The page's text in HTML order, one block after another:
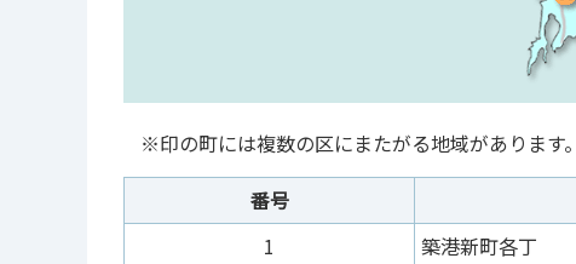
※印の町には複数の区にまたがる地域があります。
番号
1
築港新町各丁